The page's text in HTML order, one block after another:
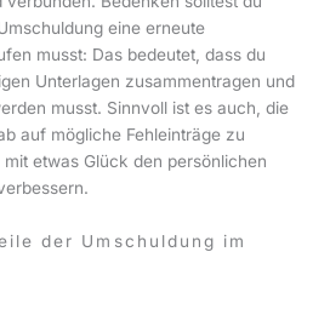
eine erneute
musst: Das bedeutet, dass du
Unterlagen zusammentragen und
musst. Sinnvoll ist es auch, die
auf mögliche Fehleinträge zu
etwas Glück den persönlichen
der Umschuldung im